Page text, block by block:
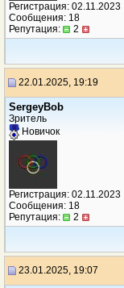
Регистрация: 02.11.2023
Сообщения: 18
Репутация:
2
22.01.2025, 19:19
SergeyBob
Зритель
Новичок
Регистрация: 02.11.2023
Сообщения: 18
Репутация:
2
23.01.2025, 19:07